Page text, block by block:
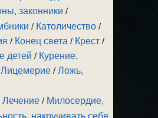
законники /
/ Католичество /
/ Конец света / Крест /
детей / Курение.
Лицемерие /Ложь,
/ Милосердие,
накручивать себя